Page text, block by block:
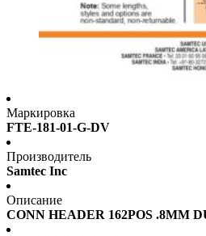
Маркировка
FTE-181-01-G-DV
Производитель
Samtec Inc
Описание
CONN HEADER 162POS .8MM